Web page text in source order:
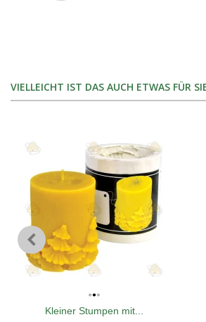
VIELLEICHT IST DAS AUCH ETWAS FÜR
Kleiner Stumpen mit...